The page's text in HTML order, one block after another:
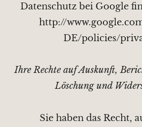
Datenschutz bei Google
http://
DE/policies/
Ihre Rechte auf Auskunft,
Löschung und
Sie haben das Recht,